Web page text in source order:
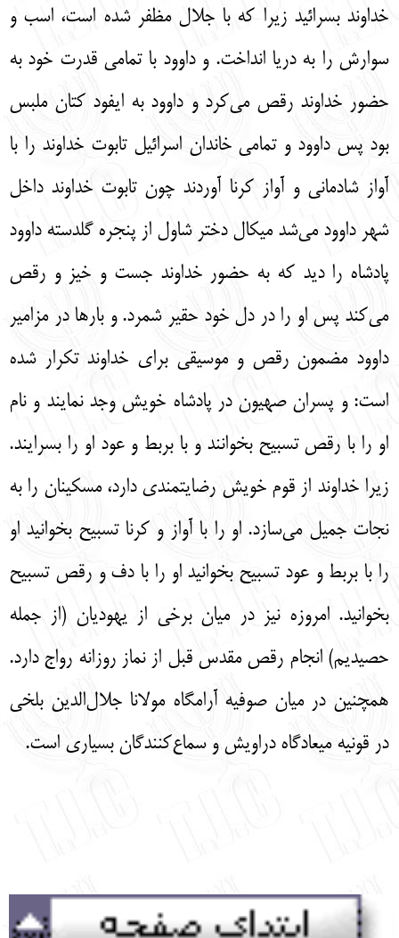
خداوند بسرائيد زيرا كه با جلال مظفر شده است، اسب و
سوارش را به دريا انداخت. و داوود با تمامي قدرت خود به
حضور خداوند رقص مي‌كرد و داوود به ايفود كتان ملبس
بود پس داوود و تمامي خاندان اسرائيل تابوت خداوند را با
آواز شادماني و آواز كرنا آوردند چون تابوت خداوند داخل
شهر داوود مي‌شد ميكال دختر شاول از پنجره گلدسته داوود
پادشاه را ديد كه به حضور خداوند جست و خيز و رقص
مي‌كند پس او را در دل خود حقير شمرد. و بارها در مزامير
داوود مضمون رقص و موسيقي براي خداوند تكرار شده
است: و پسران صهيون در پادشاه خويش وجد نمايند و نام
او را با رقص تسبيح بخوانند و با بربط و عود او را بسرايند.
زيرا خداوند از قوم خويش رضايتمندي دارد، مسكينان را به
نجات جميل مي‌سازد. او را با آواز و كرنا تسبيح بخوانيد او
را با بربط و عود تسبيح بخوانيد او را با دف و رقص تسبيح
بخوانيد. امروزه نيز در ميان برخي از يهوديان (از جمله
حصيديم) انجام رقص مقدس قبل از نماز روزانه رواج دارد.
همچنين در ميان صوفيه آرامگاه مولانا جلال‌الدين بلخي
در قونيه ميعادگاه دراويش و سماع‌كنندگان بسياري است.